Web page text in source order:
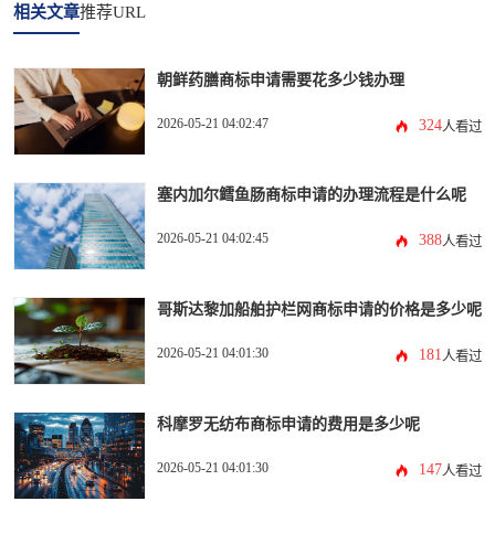
相关文章推荐URL
朝鲜药膳商标申请需要花多少钱办理
2026-05-21 04:02:47 324人看过
塞内加尔鳕鱼肠商标申请的办理流程是什么呢
2026-05-21 04:02:45 388人看过
哥斯达黎加船舶护栏网商标申请的价格是多少呢
2026-05-21 04:01:30 181人看过
科摩罗无纺布商标申请的费用是多少呢
2026-05-21 04:01:30 147人看过